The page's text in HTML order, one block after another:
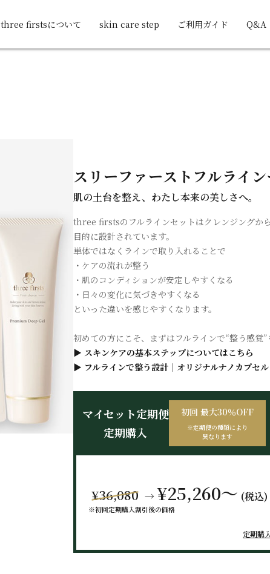
three firstsについて skin care step ご利用ガイド Q&A
スリーファーストフルライン
肌の土台を整え、わたし本来の美しさへ。
three firstsのフルラインセットはクレンジングか
目的に設計されています。
単体ではなくラインで取り入れることで
・ケアの流れが整う
・肌のコンディションが安定しやすくなる
・日々の変化に気づきやすくなる
といった違いを感じやすくなります。
初めての方にこそ、まずはフルラインで“整う感覚
▶ スキンケアの基本ステップについてはこちら
▶ フルラインで整う設計｜オリジナルナノカプセル
マイセット定期便
定期購入
初回 最大30％OFF
※定期便の種類により
異なります
¥36,080 → ¥25,260～ (税込)
※初回定期購入割引後の価格
定期購